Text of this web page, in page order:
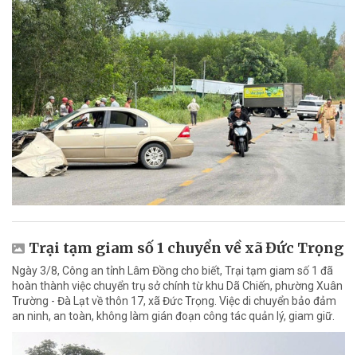
Trại tạm giam số 1 chuyển về xã Đức Trọng
Ngày 3/8, Công an tỉnh Lâm Đồng cho biết, Trại tạm giam số 1 đã
hoàn thành việc chuyển trụ sở chính từ khu Dã Chiến, phường Xuân
Trường - Đà Lạt về thôn 17, xã Đức Trọng. Việc di chuyển bảo đảm
an ninh, an toàn, không làm gián đoạn công tác quản lý, giam giữ.